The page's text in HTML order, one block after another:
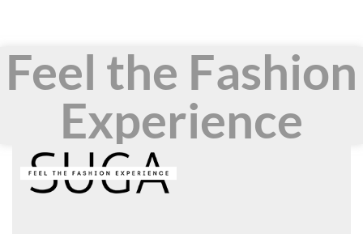
Feel the Fashion
Experience